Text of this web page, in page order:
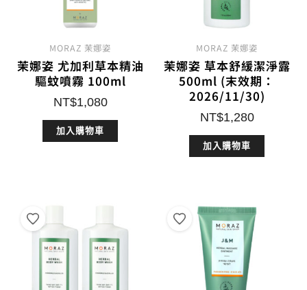
MORAZ 茉娜姿
茉娜姿 尤加利草本精油
驅蚊噴霧 100ml
NT$1,080
加入購物車
MORAZ 茉娜姿
茉娜姿 草本舒緩潔淨露
500ml (末效期：
2026/11/30)
NT$1,280
加入購物車